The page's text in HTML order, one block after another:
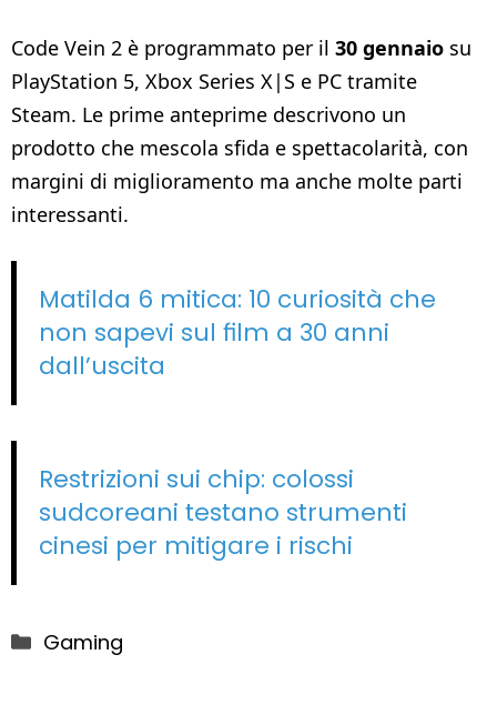
Code Vein 2 è programmato per il 30 gennaio su
PlayStation 5, Xbox Series X|S e PC tramite
Steam. Le prime anteprime descrivono un
prodotto che mescola sfida e spettacolarità, con
margini di miglioramento ma anche molte parti
interessanti.
Matilda 6 mitica: 10 curiosità che
non sapevi sul film a 30 anni
dall’uscita
Restrizioni sui chip: colossi
sudcoreani testano strumenti
cinesi per mitigare i rischi
Categorie
Gaming